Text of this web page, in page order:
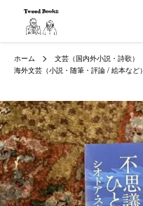
ホーム
文芸（国内外小説・詩歌）
海外文芸（小説・随筆・評論 / 絵本など）